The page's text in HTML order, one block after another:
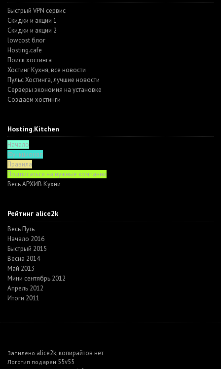
Быстрый VPN сервис
Скидки и акции 1
Скидки и акции 2
lowcost блог
Hosting.cafe
Поиск хостинга
Хостинг Кухня, все новости
Пульс Хостинга, лучшие новости
Серверы экономия на установке
Создаем хостинги
Hosting.Kitchen
Начало
Функционал
Правила
Подписаться на нужные компании
Весь АРХИВ Кухни
Рейтинг alice2k
Весь Путь
Начало 2016
Быстрый 2015
Весна 2014
Май 2013
Мини сентябрь 2012
Апрель 2012
Итоги 2011
Запилено alice2k, копирайтов нет
Логотип подарен 55v55